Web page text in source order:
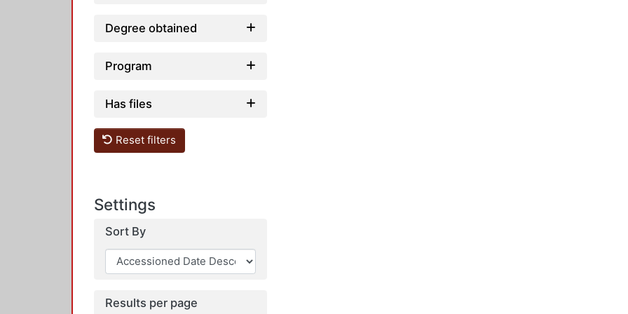
Degree obtained
Program
Has files
Reset filters
Settings
Sort By
Results per page